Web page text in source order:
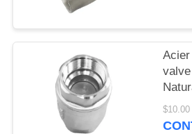
DU
POLITIQUE
avec
CE